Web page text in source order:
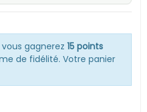
gagnerez 15 points
de fidélité. Votre panier